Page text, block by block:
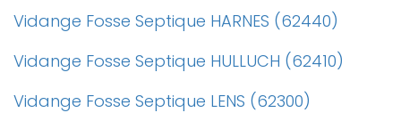
Vidange Fosse Septique HARNES (62440)
Vidange Fosse Septique HULLUCH (62410)
Vidange Fosse Septique LENS (62300)